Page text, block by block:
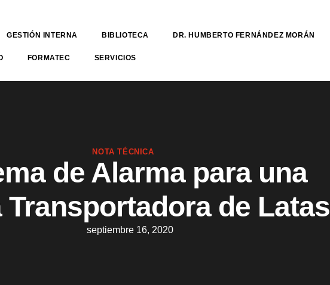
GESTIÓN INTERNA BIBLIOTECA DR. HUMBERTO FERNÁNDEZ MORÁN
FORMATEC SERVICIOS
NOTA TÉCNICA
de Alarma para una
Transportadora de Latas
septiembre 16, 2020